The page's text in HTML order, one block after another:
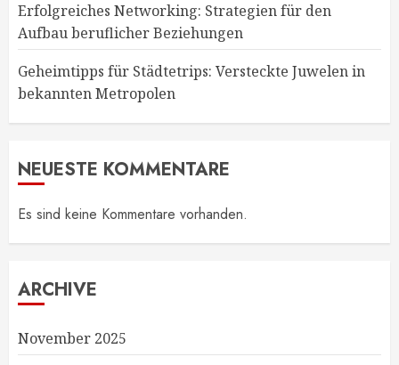
Erfolgreiches Networking: Strategien für den
Aufbau beruflicher Beziehungen
Geheimtipps für Städtetrips: Versteckte Juwelen in
bekannten Metropolen
NEUESTE KOMMENTARE
Es sind keine Kommentare vorhanden.
ARCHIVE
November 2025